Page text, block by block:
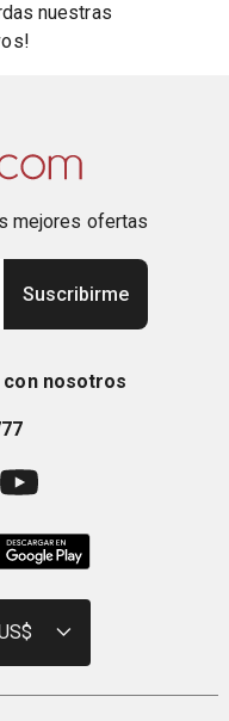
nuestras
mejores ofertas
Suscribirme
nosotros